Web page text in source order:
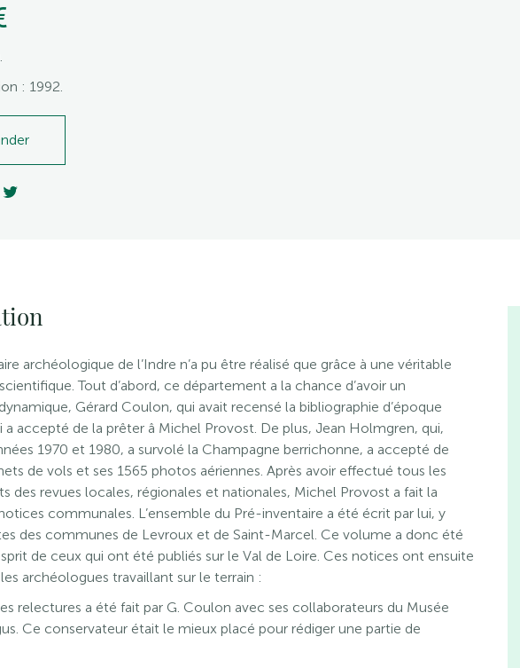
: 1992.
archéologique de l’Indre n’a pu être réalisé que grâce à une véritable
Tout d’abord, ce département a la chance d’avoir un
Gérard Coulon, qui avait recensé la bibliographie d’époque
a accepté de la prêter â Michel Provost. De plus, Jean Holmgren, qui,
1970 et 1980, a survolé la Champagne berrichonne, a accepté de
de vols et ses 1565 photos aériennes. Après avoir effectué tous les
des revues locales, régionales et nationales, Michel Provost a fait la
communales. L’ensemble du Pré-inventaire a été écrit par lui, y
des communes de Levroux et de Saint-Marcel. Ce volume a donc été
de ceux qui ont été publiés sur le Val de Loire. Ces notices ont ensuite
archéologues travaillant sur le terrain :
relectures a été fait par G. Coulon avec ses collaborateurs du Musée
Ce conservateur était le mieux placé pour rédiger une partie de